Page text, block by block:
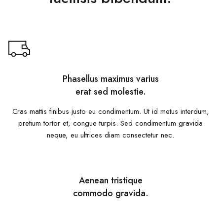
Phasellus maximus varius
erat sed molestie.
Cras mattis finibus justo eu condimentum. Ut id metus interdum,
pretium tortor et, congue turpis. Sed condimentum gravida
neque, eu ultrices diam consectetur nec.
Aenean tristique
commodo gravida.